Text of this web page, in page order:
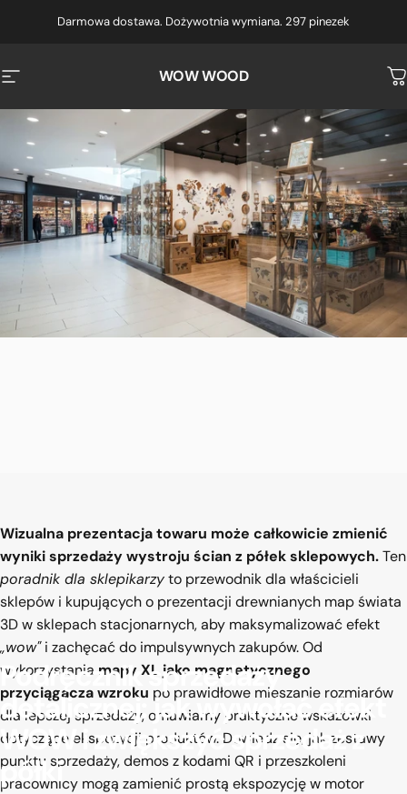
Darmowa dostawa. Dożywotnia wymiana. 297 pinezek
Nawigacja witryny WOW WOOD
Podręczniksprzedaży
detalicznej:jakwywołaćefekt
WOWizwiększyćsprzedażz
półki
Wizualna prezentacja towaru może całkowicie zmienić
wyniki sprzedaży wystroju ścian z półek sklepowych.Ten
poradnik dla sklepikarzyto przewodnik dla właścicieli
sklepów i kupujących o prezentacji drewnianych map świata
3D w sklepach stacjonarnych, aby maksymalizować efekt
„wow"i zachęcać do impulsywnych zakupów. Od
wykorzystania mapy XL jako magnetycznego
przyciągacza wzroku po prawidłowe mieszanie rozmiarów
dla lepszej sprzedaży, omawiamy praktyczne wskazówki
dotyczące ekspozycji produktów. Dowiedz się, jak zestawy
punktu sprzedaży, demos z kodami QR i przeszkoleni
pracownicy mogą zamienić prostą ekspozycję w motor